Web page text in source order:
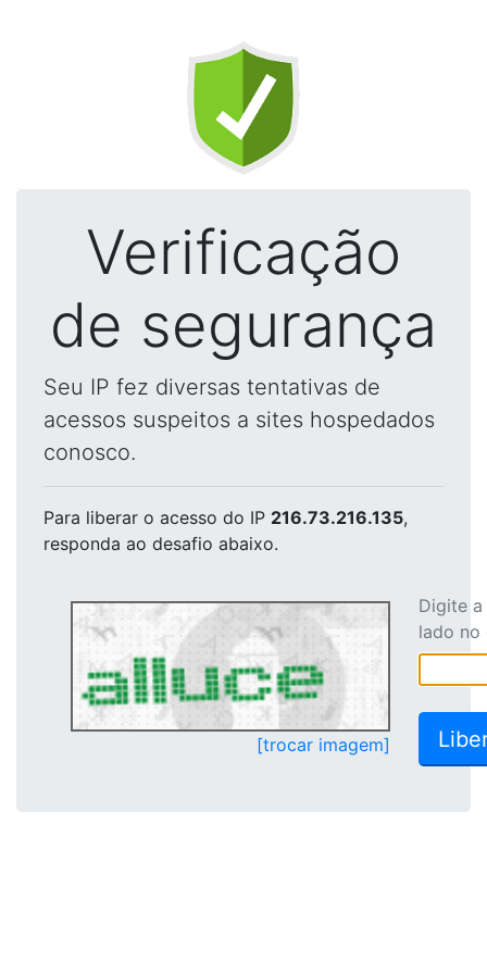
Verificação
de segurança
Seu IP fez diversas tentativas de
acessos suspeitos a sites hospedados
conosco.
Para liberar o acesso do IP 216.73.216.135,
responda ao desafio abaixo.
[trocar imagem]
Digite
lado no